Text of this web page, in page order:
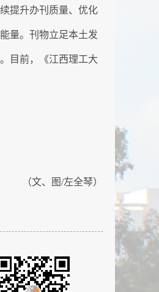
提升办刊质量、优化
量。刊物立足本土发
目前，《江西理工大
（文、图/左全琴）